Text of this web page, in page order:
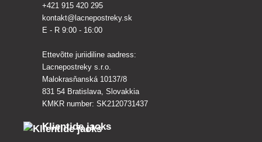
+421 915 420 295
kontakt@lacnepostreky.sk
E - R 9:00 - 16:00
Ettevõtte juriidiline aadress:
Lacnepostreky s.r.o.
Malokrasňanská 10137/8
831 54 Bratislava, Slovakkia
KMKR number: SK2120731437
Klientide jaoks